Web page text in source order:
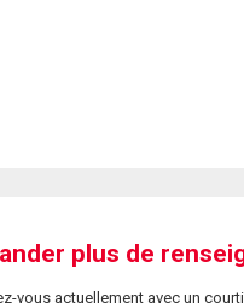
plus de
vous actuellement avec un